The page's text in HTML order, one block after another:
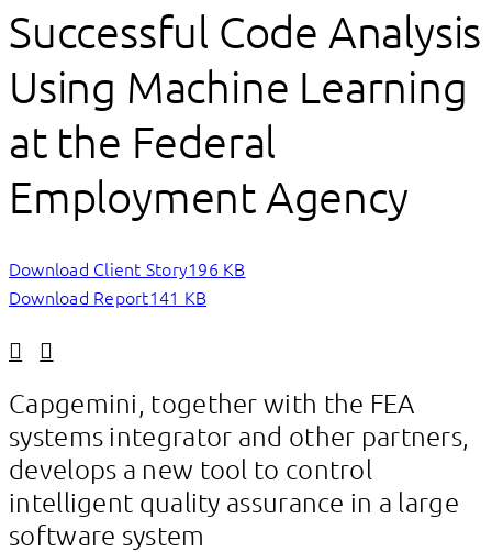
Successful Code Analysis
Using Machine Learning
at the Federal
Employment Agency
Download Client Story196 KB
Download Report141 KB
Capgemini, together with the FEA
systems integrator and other partners,
develops a new tool to control
intelligent quality assurance in a large
software system